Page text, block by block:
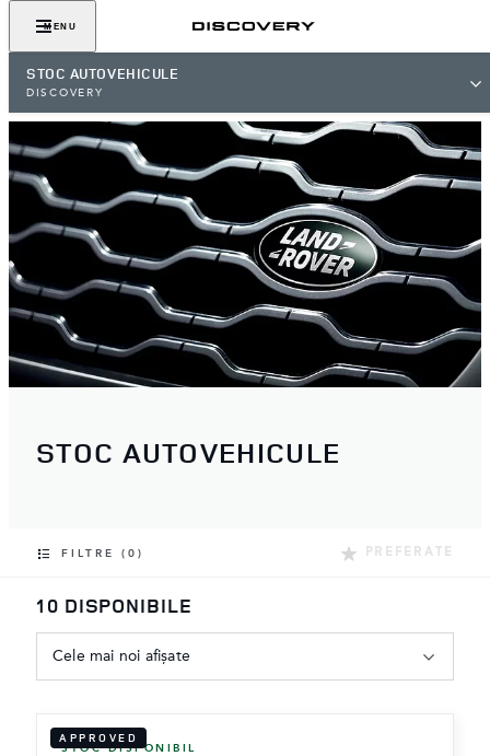
MENU
STOC AUTOVEHICULE
DISCOVERY
STOC AUTOVEHICULE
FILTRE (0) ‎PREFERATE
10 DISPONIBILE
Cele mai noi afișate
APPROVED
STOC DISPONIBIL